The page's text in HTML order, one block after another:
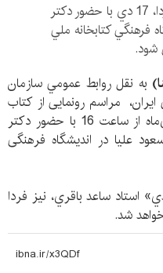
كتاب «فرهنگ پسامدرن» فردا، 17 دي با حضور دكتر
فرهنگي كتابخانه ملي
شود.
به نقل روابط عمومي سازمان
مراسم رونمایی از كتاب
«فرهنگ پسامدرن» چهارشنبه،17 دی‌ماه از ساعت 16 با حضور دكتر
عليا در اندیشگاه فرهنگی
ساعد باقري، نیز فردا